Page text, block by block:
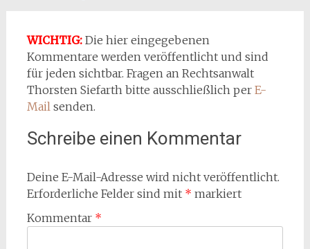
WICHTIG:Die hier eingegebenen
Kommentare werden veröffentlicht und sind
für jeden sichtbar. Fragen an Rechtsanwalt
Thorsten Siefarth bitte ausschließlich per E-
Mailsenden.
Schreibe einen Kommentar
Deine E-Mail-Adresse wird nicht veröffentlicht.
Erforderliche Felder sind mit * markiert
Kommentar *